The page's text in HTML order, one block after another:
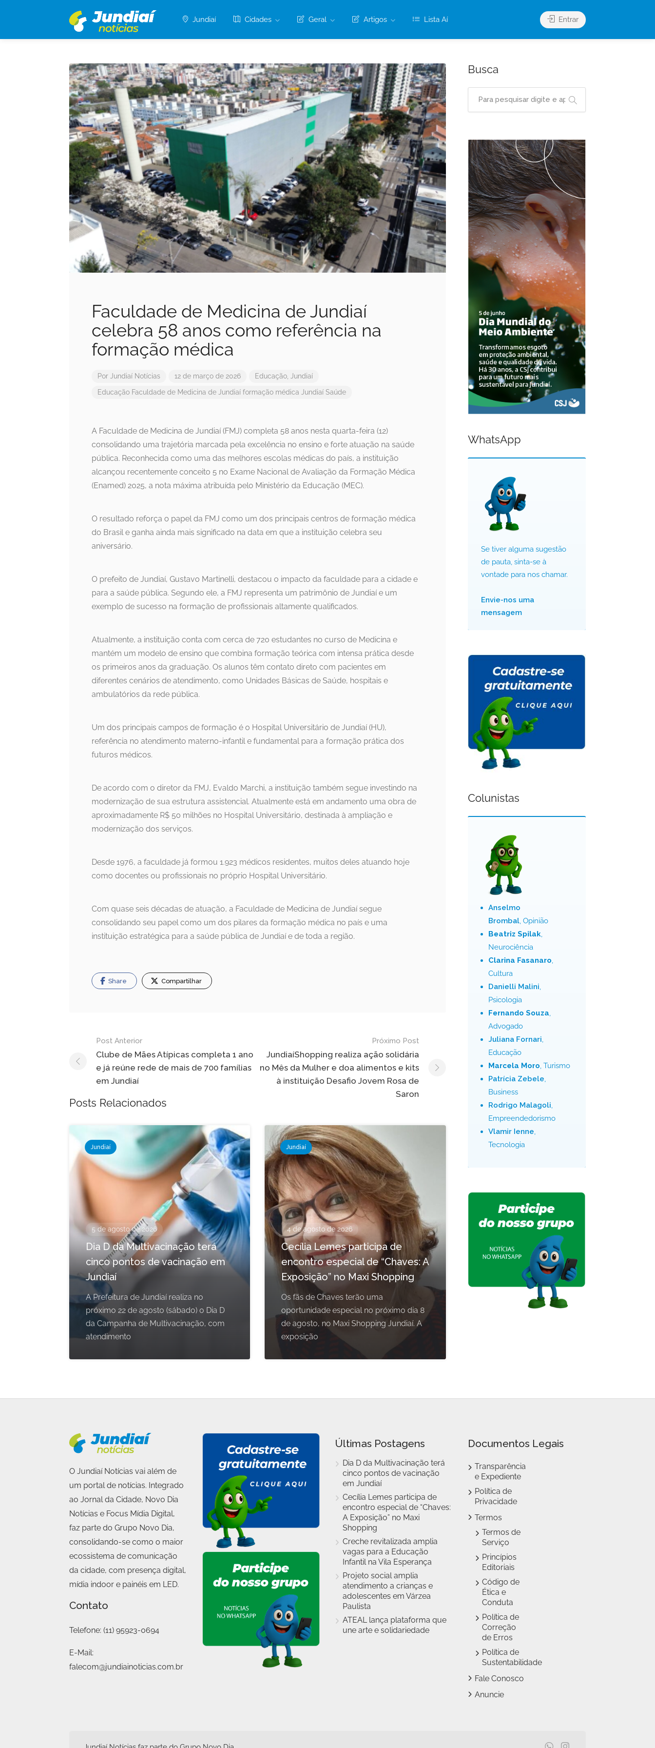
Jundiaí Cidades Geral Artigos Lista Aí Entrar
Faculdade de Medicina de Jundiaí
celebra 58 anos como referência na
formação médica
Por Jundiaí Notícias 12 de março de 2026 Educação Jundiaí
Educação Faculdade de Medicina de Jundiaí formação médica Jundiaí Saúde
A Faculdade de Medicina de Jundiaí (FMJ) completa 58 anos nesta quarta-feira (12)
consolidando uma trajetória marcada pela excelência no ensino e forte atuação na saúde
pública. Reconhecida como uma das melhores escolas médicas do país, a instituição
alcançou recentemente conceito 5 no Exame Nacional de Avaliação da Formação Médica
(Enamed) 2025, a nota máxima atribuída pelo Ministério da Educação (MEC).
O resultado reforça o papel da FMJ como um dos principais centros de formação médica
do Brasil e ganha ainda mais significado na data em que a instituição celebra seu
aniversário.
O prefeito de Jundiaí, Gustavo Martinelli, destacou o impacto da faculdade para a cidade e
para a saúde pública. Segundo ele, a FMJ representa um patrimônio de Jundiaí e um
exemplo de sucesso na formação de profissionais altamente qualificados.
Atualmente, a instituição conta com cerca de 720 estudantes no curso de Medicina e
mantém um modelo de ensino que combina formação teórica com intensa prática desde
os primeiros anos da graduação. Os alunos têm contato direto com pacientes em
diferentes cenários de atendimento, como Unidades Básicas de Saúde, hospitais e
ambulatórios da rede pública.
Um dos principais campos de formação é o Hospital Universitário de Jundiaí (HU),
referência no atendimento materno-infantil e fundamental para a formação prática dos
futuros médicos.
De acordo com o diretor da FMJ, Evaldo Marchi, a instituição também segue investindo na
modernização de sua estrutura assistencial. Atualmente está em andamento uma obra de
aproximadamente R$ 50 milhões no Hospital Universitário, destinada à ampliação e
modernização dos serviços.
Desde 1976, a faculdade já formou 1.923 médicos residentes, muitos deles atuando hoje
como docentes ou profissionais no próprio Hospital Universitário.
Com quase seis décadas de atuação, a Faculdade de Medicina de Jundiaí segue
consolidando seu papel como um dos pilares da formação médica no país e uma
instituição estratégica para a saúde pública de Jundiaí e de toda a região.
Share Compartilhar
Navegação
de
Post
Post Anterior
Clube de Mães Atípicas completa 1 ano
e já reúne rede de mais de 700 famílias
em Jundiaí
Próximo Post
JundiaíShopping realiza ação solidária
no Mês da Mulher e doa alimentos e kits
à instituição Desafio Jovem Rosa de
Saron
Posts Relacionados
Jundiaí
5 de agosto de 2026
Dia D da Multivacinação terá
cinco pontos de vacinação em
Jundiaí
A Prefeitura de Jundiaí realiza no
próximo 22 de agosto (sábado) o Dia D
da Campanha de Multivacinação, com
atendimento
Jundiaí
4 de agosto de 2026
Cecília Lemes participa de
encontro especial de “Chaves: A
Exposição” no Maxi Shopping
Os fãs de Chaves terão uma
oportunidade especial no próximo dia 8
de agosto, no Maxi Shopping Jundiaí. A
exposição
Busca
WhatsApp
Se tiver alguma sugestão
de pauta, sinta-se à
vontade para nos chamar.
Envie-nos uma
mensagem
Colunistas
Anselmo
Brombal, Opinião
Beatriz Spilak,
Neurociência
Clarina Fasanaro,
Cultura
Danielli Malini,
Psicologia
Fernando Souza,
Advogado
Juliana Fornari,
Educação
Marcela Moro, Turismo
Patrícia Zebele,
Business
Rodrigo Malagoli,
Empreendedorismo
Vlamir Ienne,
Tecnologia
O Jundiaí Notícias vai além de
um portal de notícias. Integrado
ao Jornal da Cidade, Novo Dia
Notícias e Focus Mídia Digital,
faz parte do Grupo Novo Dia,
consolidando-se como o maior
ecossistema de comunicação
da cidade, com presença digital,
mídia indoor e painéis em LED.
Contato
Telefone: (11) 95923-0694
E-Mail:
falecom@jundiainoticias.com.br
Últimas Postagens
Dia D da Multivacinação terá
cinco pontos de vacinação
em Jundiaí
Cecília Lemes participa de
encontro especial de “Chaves:
A Exposição” no Maxi
Shopping
Creche revitalizada amplia
vagas para a Educação
Infantil na Vila Esperança
Projeto social amplia
atendimento a crianças e
adolescentes em Várzea
Paulista
ATEAL lança plataforma que
une arte e solidariedade
Documentos Legais
Transparência
e Expediente
Política de
Privacidade
Termos
Termos de
Serviço
Princípios
Editoriais
Código de
Ética e
Conduta
Política de
Correção
de Erros
Política de
Sustentabilidade
Fale Conosco
Anuncie